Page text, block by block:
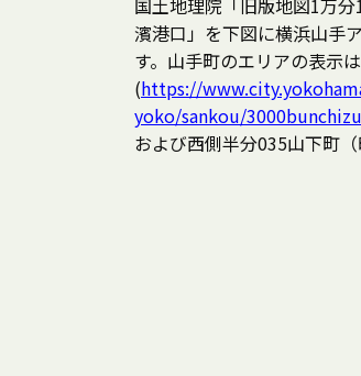
濱港口」を下図に横浜山手
す。山手町のエリアの表示
(https://
yoko/sankou/
および西側半分035山下町